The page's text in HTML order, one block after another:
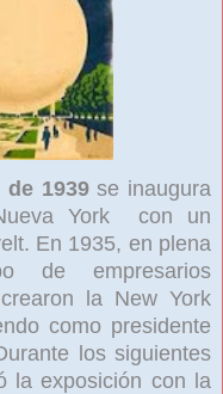
1939 se inaugura
York
con un
En 1935, en plena
de empresarios
la New York
como presidente
los siguientes
la exposición con la